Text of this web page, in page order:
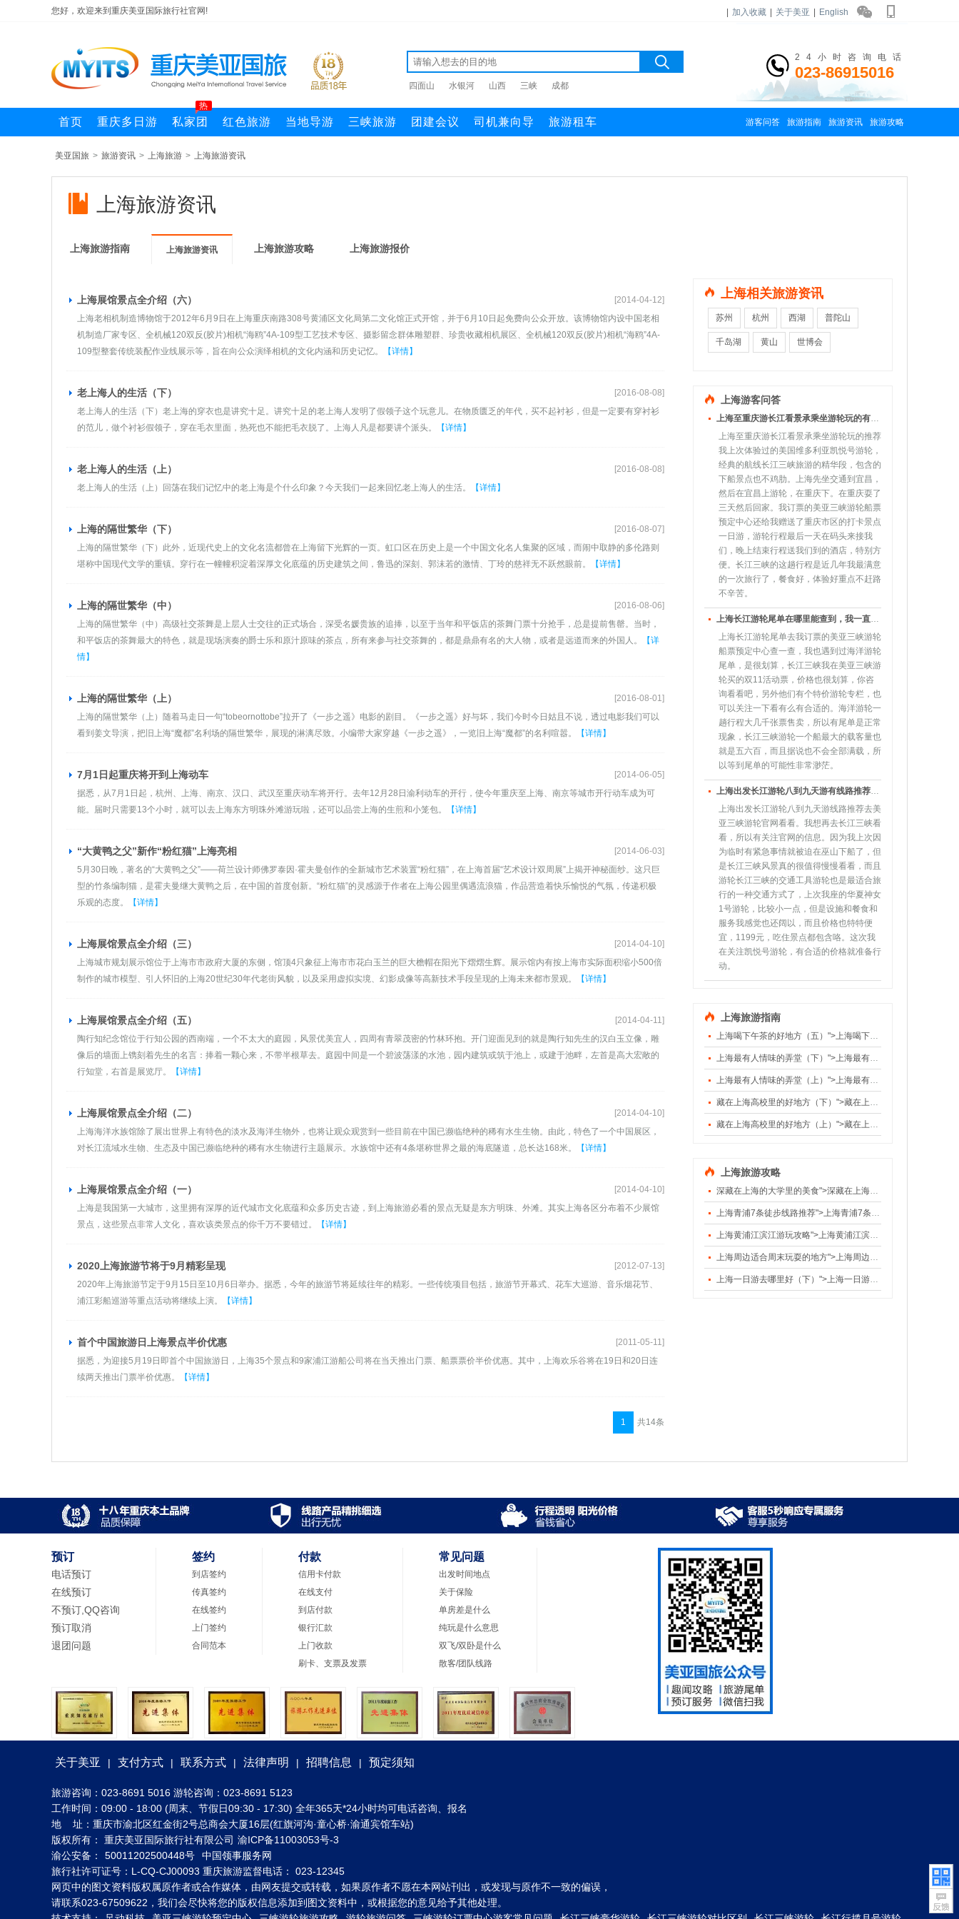
您好，欢迎来到重庆美亚国际旅行社官网! 加入收藏 关于美亚 English
四面山 水银河 山西 三峡 成都
24小时咨询电话
023-86915016
首页 重庆多日游 私家团
热
红色旅游 当地导游 三峡旅游 团建会议 司机兼向导 旅游租车 游客问答 旅游指南 旅游资讯 旅游攻略
美亚国旅 > 旅游资讯 > 上海旅游 > 上海旅游资讯
上海旅游资讯
上海旅游指南 上海旅游资讯 上海旅游攻略 上海旅游报价
上海展馆景点全介绍（六）
[2014-04-12]
上海老相机制造博物馆于2012年6月9日在上海重庆南路308号黄浦区文化局第二文化馆正式开馆，并于6月10日起免费向公众开放。该博物馆内设中国老相
机制造厂家专区、全机械120双反(胶片)相机“海鸥”4A-109型工艺技术专区、摄影留念群体雕塑群、珍贵收藏相机展区、全机械120双反(胶片)相机“海鸥”4A-
109型整套传统装配作业线展示等，旨在向公众演绎相机的文化内涵和历史记忆。
【详情】
老上海人的生活（下）
[2016-08-08]
老上海人的生活（下）老上海的穿衣也是讲究十足。讲究十足的老上海人发明了假领子这个玩意儿。在物质匮乏的年代，买不起衬衫，但是一定要有穿衬衫
的范儿，做个衬衫假领子，穿在毛衣里面，热死也不能把毛衣脱了。上海人凡是都要讲个派头。
【详情】
老上海人的生活（上）
[2016-08-08]
老上海人的生活（上）回荡在我们记忆中的老上海是个什么印象？今天我们一起来回忆老上海人的生活。
【详情】
上海的隔世繁华（下）
[2016-08-07]
上海的隔世繁华（下）此外，近现代史上的文化名流都曾在上海留下光辉的一页。虹口区在历史上是一个中国文化名人集聚的区域，而闹中取静的多伦路则
堪称中国现代文学的重镇。穿行在一幢幢积淀着深厚文化底蕴的历史建筑之间，鲁迅的深刻、郭沫若的激情、丁玲的慈祥无不跃然眼前。
【详情】
上海的隔世繁华（中）
[2016-08-06]
上海的隔世繁华（中）高级社交茶舞是上层人士交往的正式场合，深受名媛贵族的追捧，以至于当年和平饭店的茶舞门票十分抢手，总是提前售罄。当时，
和平饭店的茶舞最大的特色，就是现场演奏的爵士乐和原汁原味的茶点，所有来参与社交茶舞的，都是鼎鼎有名的大人物，或者是远道而来的外国人。
【详
情】
上海的隔世繁华（上）
[2016-08-01]
上海的隔世繁华（上）随着马走日一句“tobeornottobe”拉开了《一步之遥》电影的剧目。《一步之遥》好与坏，我们今时今日姑且不说，透过电影我们可以
看到姜文导演，把旧上海“魔都”名利场的隔世繁华，展现的淋漓尽致。小编带大家穿越《一步之遥》，一览旧上海“魔都”的名利喧嚣。
【详情】
7月1日起重庆将开到上海动车
[2014-06-05]
据悉，从7月1日起，杭州、上海、南京、汉口、武汉至重庆动车将开行。去年12月28日渝利动车的开行，使今年重庆至上海、南京等城市开行动车成为可
能。届时只需要13个小时，就可以去上海东方明珠外滩游玩啦，还可以品尝上海的生煎和小笼包。
【详情】
“大黄鸭之父”新作“粉红猫”上海亮相
[2014-06-03]
5月30日晚，著名的“大黄鸭之父”——荷兰设计师佛罗泰因·霍夫曼创作的全新城市艺术装置“粉红猫”，在上海首届“艺术设计双周展”上揭开神秘面纱。这只巨
型的竹条编制猫，是霍夫曼继大黄鸭之后，在中国的首度创新。“粉红猫”的灵感源于作者在上海公园里偶遇流浪猫，作品营造着快乐愉悦的气氛，传递积极
乐观的态度。
【详情】
上海展馆景点全介绍（三）
[2014-04-10]
上海城市规划展示馆位于上海市市政府大厦的东侧，馆顶4只象征上海市市花白玉兰的巨大檐帽在阳光下熠熠生辉。展示馆内有按上海市实际面积缩小500倍
制作的城市模型、引人怀旧的上海20世纪30年代老街风貌，以及采用虚拟实境、幻影成像等高新技术手段呈现的上海未来都市景观。
【详情】
上海展馆景点全介绍（五）
[2014-04-11]
陶行知纪念馆位于行知公园的西南端，一个不太大的庭园，风景优美宜人，四周有青翠茂密的竹林环抱。开门迎面见到的就是陶行知先生的汉白玉立像，雕
像后的墙面上镌刻着先生的名言：捧着一颗心来，不带半根草去。庭园中间是一个碧波荡漾的水池，园内建筑或筑于池上，或建于池畔，左首是高大宏敞的
行知堂，右首是展览厅。
【详情】
上海展馆景点全介绍（二）
[2014-04-10]
上海海洋水族馆除了展出世界上有特色的淡水及海洋生物外，也将让观众观赏到一些目前在中国已濒临绝种的稀有水生生物。由此，特色了一个中国展区，
对长江流域水生物、生态及中国已濒临绝种的稀有水生物进行主题展示。水族馆中还有4条堪称世界之最的海底隧道，总长达168米。
【详情】
上海展馆景点全介绍（一）
[2014-04-10]
上海是我国第一大城市，这里拥有深厚的近代城市文化底蕴和众多历史古迹，到上海旅游必看的景点无疑是东方明珠、外滩。其实上海各区分布着不少展馆
景点，这些景点非常人文化，喜欢该类景点的你千万不要错过。
【详情】
2020上海旅游节将于9月精彩呈现
[2012-07-13]
2020年上海旅游节定于9月15日至10月6日举办。据悉，今年的旅游节将延续往年的精彩。一些传统项目包括，旅游节开幕式、花车大巡游、音乐烟花节、
浦江彩船巡游等重点活动将继续上演。
【详情】
首个中国旅游日上海景点半价优惠
[2011-05-11]
据悉，为迎接5月19日即首个中国旅游日，上海35个景点和9家浦江游船公司将在当天推出门票、船票票价半价优惠。其中，上海欢乐谷将在19日和20日连
续两天推出门票半价优惠。
【详情】
共14条
1
上海相关旅游资讯
苏州 杭州 西湖 普陀山
千岛湖 黄山 世博会
上海游客问答
上海至重庆游长江看景承乘坐游轮玩的有推荐的游轮吗？需要经典的航线，不去鸡肋的景点。
上海至重庆游长江看景承乘坐游轮玩的推荐
我上次体验过的美国维多利亚凯悦号游轮，
经典的航线长江三峡旅游的精华段，包含的
下船景点也不鸡肋。上海先坐交通到宜昌，
然后在宜昌上游轮，在重庆下。在重庆耍了
三天然后回家。我订票的美亚三峡游轮船票
预定中心还给我赠送了重庆市区的打卡景点
一日游，游轮行程最后一天在码头来接我
们，晚上结束行程送我们到的酒店，特别方
便。长江三峡的这趟行程是近几年我最满意
的一次旅行了，餐食好，体验好重点不赶路
不辛苦。
上海长江游轮尾单在哪里能查到，我一直想去长江三峡看看，之前都是走海洋游轮，遇上尾单的就非常的划算，长江三峡我怎么一直没遇到过。
上海长江游轮尾单去我订票的美亚三峡游轮
船票预定中心查一查，我也遇到过海洋游轮
尾单，是很划算，长江三峡我在美亚三峡游
轮买的双11活动票，价格也很划算，你咨
询看看吧，另外他们有个特价游轮专栏，也
可以关注一下看有么有合适的。海洋游轮一
趟行程大几千张票售卖，所以有尾单是正常
现象，长江三峡游轮一个船最大的载客量也
就是五六百，而且据说也不会全部满载，所
以等到尾单的可能性非常渺茫。
上海出发长江游轮八到九天游有线路推荐吗？一直想去长江三峡看看，一直假期时间不够，下个月有10天假期就赶紧拿上日程安排上。
上海出发长江游轮八到九天游线路推荐去美
亚三峡游轮官网看看。我想再去长江三峡看
看，所以有关注官网的信息。因为我上次因
为临时有紧急事情就被迫在巫山下船了，但
是长江三峡风景真的很值得慢慢看看，而且
游轮长江三峡的交通工具游轮也是最适合旅
行的一种交通方式了，上次我座的华夏神女
1号游轮，比较小一点，但是设施和餐食和
服务我感觉也还阔以，而且价格也特特便
宜，1199元，吃住景点都包含咯。这次我
在关注凯悦号游轮，有合适的价格就准备行
动。
上海旅游指南
上海喝下午茶的好地方（五）">上海喝下午茶的好地方（五）
上海最有人情味的弄堂（下）">上海最有人情味的弄堂（下）
上海最有人情味的弄堂（上）">上海最有人情味的弄堂（上）
藏在上海高校里的好地方（下）">藏在上海高校里的好地方（下）
藏在上海高校里的好地方（上）">藏在上海高校里的好地方（上）
上海旅游攻略
深藏在上海的大学里的美食">深藏在上海的大学里的美食
上海青浦7条徒步线路推荐">上海青浦7条徒步线路推荐
上海黄浦江滨江游玩攻略">上海黄浦江滨江游玩攻略
上海周边适合周末玩耍的地方">上海周边适合周末玩耍的地方
上海一日游去哪里好（下）">上海一日游去哪里好（下）
预订
电话预订
在线预订
不预订,QQ咨询
预订取消
退团问题
签约
到店签约
传真签约
在线签约
上门签约
合同范本
付款
信用卡付款
在线支付
到店付款
银行汇款
上门收款
刷卡、支票及发票
常见问题
出发时间地点
关于保险
单房差是什么
纯玩是什么意思
双飞/双卧是什么
散客/团队线路
关于美亚 | 支付方式 | 联系方式 | 法律声明 | 招聘信息 | 预定须知
旅游咨询：023-8691 5016 游轮咨询：023-8691 5123
工作时间：09:00 - 18:00 (周末、节假日09:30 - 17:30) 全年365天*24小时均可电话咨询、报名
地 址：重庆市渝北区红金街2号总商会大厦16层(红旗河沟·童心桥·渝通宾馆车站)
版权所有： 重庆美亚国际旅行社有限公司 渝ICP备11003053号-3
渝公安备：
50011202500448号
中国领事服务网
旅行社许可证号：L-CQ-CJ00093 重庆旅游监督电话： 023-12345
网页中的图文资料版权属原作者或合作媒体，由网友提交或转载，如果原作者不愿在本网站刊出，或发现与原作不一致的偏误，
请联系023-67509622，我们会尽快将您的版权信息添加到图文资料中，或根据您的意见给予其他处理。